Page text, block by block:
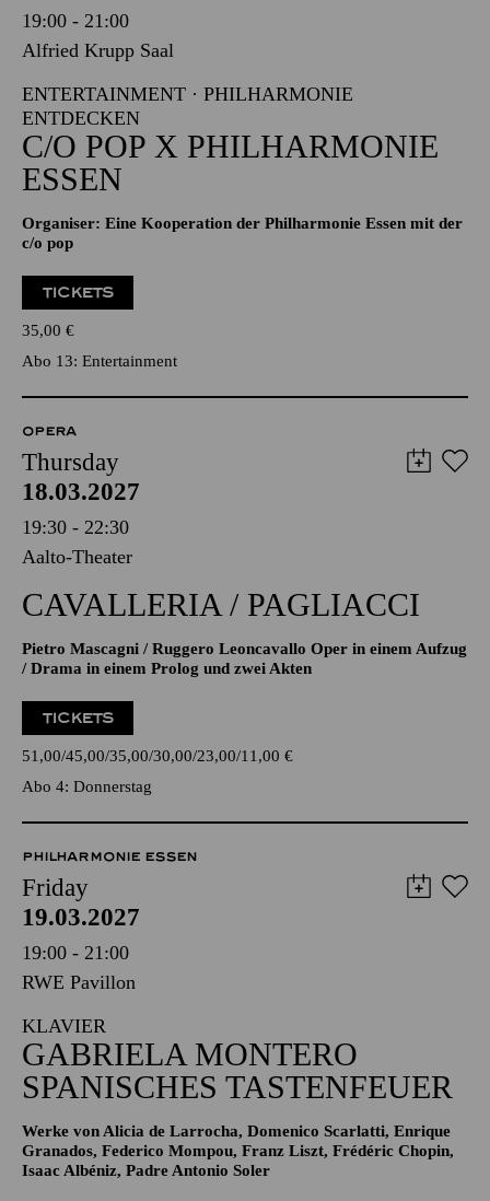
19:00 - 21:00
Alfried Krupp Saal
ENTERTAINMENT · PHILHARMONIE
ENTDECKEN
C/O POP X PHILHARMONIE
ESSEN
Organiser: Eine Kooperation der Philharmonie Essen mit der
c/o pop
TICKETS
35,00 €
Abo 13: Entertainment
OPERA
Thursday
18.03.2027
19:30 - 22:30
Aalto-Theater
CAVALLERIA / PAGLIACCI
Pietro Mascagni / Ruggero Leoncavallo Oper in einem Aufzug
/ Drama in einem Prolog und zwei Akten
TICKETS
51,00 45,00 35,00 30,00 23,00 11,00 €
Abo 4: Donnerstag
PHILHARMONIE ESSEN
Friday
19.03.2027
19:00 - 21:00
RWE Pavillon
KLAVIER
GABRIELA MONTERO
SPANISCHES TASTENFEUER
Werke von Alicia de Larrocha, Domenico Scarlatti, Enrique
Granados, Federico Mompou, Franz Liszt, Frédéric Chopin,
Isaac Albéniz, Padre Antonio Soler